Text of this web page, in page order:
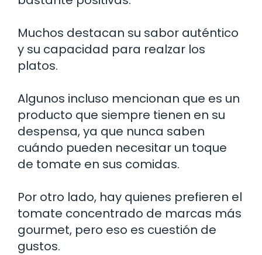
Muchos destacan su sabor auténtico
y su capacidad para realzar los
platos.
Algunos incluso mencionan que es un
producto que siempre tienen en su
despensa, ya que nunca saben
cuándo pueden necesitar un toque
de tomate en sus comidas.
Por otro lado, hay quienes prefieren el
tomate concentrado de marcas más
gourmet, pero eso es cuestión de
gustos.